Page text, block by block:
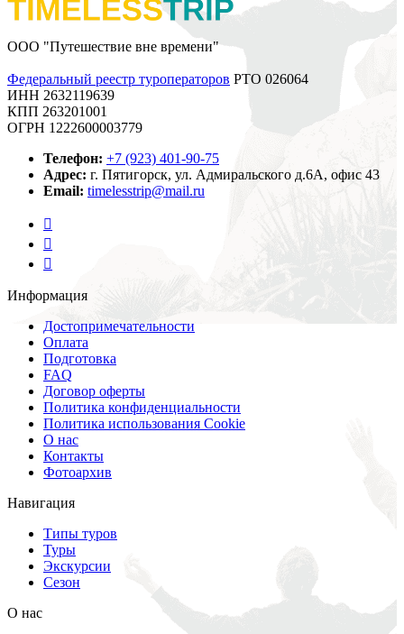
ООО "Путешествие вне времени"
Федеральный реестр туроператоров РТО 026064
ИНН 2632119639
КПП 263201001
ОГРН 1222600003779
Телефон: +7 (923) 401-90-75
Адрес: г. Пятигорск, ул. Адмиральского д.6А, офис 43
Email: timelesstrip@mail.ru
Информация
Достопримечательности
Оплата
Подготовка
FAQ
Договор оферты
Политика конфиденциальности
Политика использования Cookie
О нас
Контакты
Фотоархив
Навигация
Типы туров
Туры
Экскурсии
Сезон
О нас